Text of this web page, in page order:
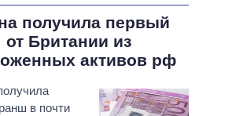
получила первый
Британии из
активов рф
в почти